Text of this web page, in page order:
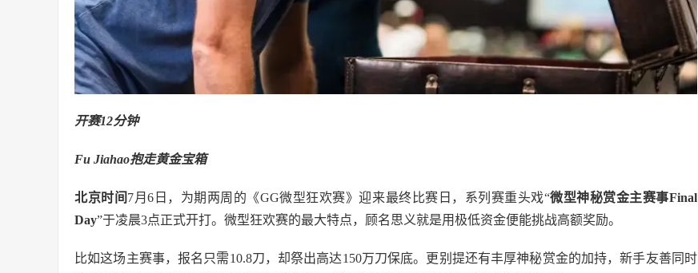
开赛12分钟
Fu Jiahao抱走黄金宝箱
北京时间 7月6日，为期两周的《GG微型狂欢赛》迎来最终比赛日，系列赛重头戏“微型神秘赏金主赛事Final
Day”于凌晨3点正式开打。微型狂欢赛的最大特点，顾名思义就是用极低资金便能挑战高额奖励。
比如这场主赛事，报名只需10.8刀，却祭出高达150万刀保底。更别提还有丰厚神秘赏金的加持，新手友善同时